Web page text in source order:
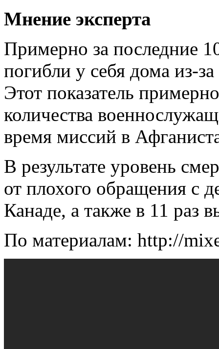
Мнение эксперта
Примерно за последние
погибли у себя дома из-
Этот показатель
количества
время миссий в
В результате уровень
от плохого обращения с
Канаде, а также в 11 раз
По материалам: http://